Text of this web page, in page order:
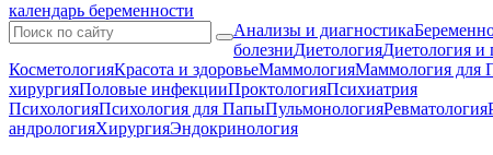
календарь беременности
Анализы и диагностика
болезниДиетологияДиетология и
КосметологияКрасота и здоровьеМаммологияМаммология для
хирургияПоловые инфекцииПроктологияПсихиатрия
ПсихологияПсихология для ПапыПульмонологияРевматология
андрологияХирургияЭндокринология